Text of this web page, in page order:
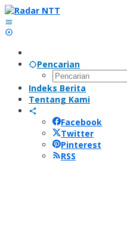
Lewati
ke
konten
Pencarian
Indeks Berita
Tentang Kami
Facebook
Twitter
Pinterest
RSS